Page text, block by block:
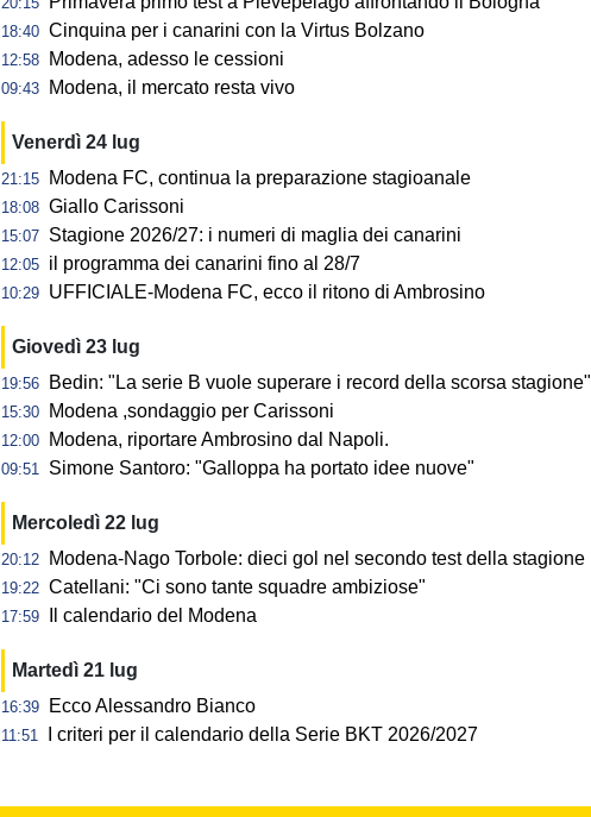
18:40 Cinquina per i canarini con la Virtus Bolzano
12:58 Modena, adesso le cessioni
09:43 Modena, il mercato resta vivo
Venerdì 24 lug
21:15 Modena FC, continua la preparazione stagioanale
18:08 Giallo Carissoni
15:07 Stagione 2026/27: i numeri di maglia dei canarini
12:05 il programma dei canarini fino al 28/7
10:29 UFFICIALE-Modena FC, ecco il ritono di Ambrosino
Giovedì 23 lug
19:56 Bedin: "La serie B vuole superare i record della scorsa stagione"
15:30 Modena ,sondaggio per Carissoni
12:00 Modena, riportare Ambrosino dal Napoli.
09:51 Simone Santoro: "Galloppa ha portato idee nuove"
Mercoledì 22 lug
20:12 Modena-Nago Torbole: dieci gol nel secondo test della stagione
19:22 Catellani: "Ci sono tante squadre ambiziose"
17:59 Il calendario del Modena
Martedì 21 lug
16:39 Ecco Alessandro Bianco
11:51 I criteri per il calendario della Serie BKT 2026/2027